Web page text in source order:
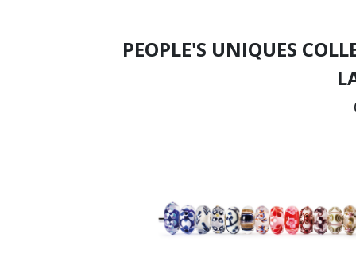
PEOPLE'S UNIQUES